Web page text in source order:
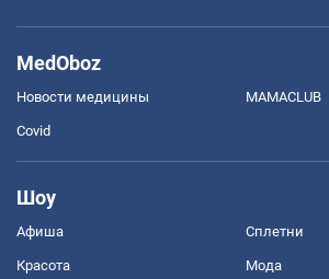
MedOboz
Новости медицины MAMACLUB
Covid
Шоу
Афиша Сплетни
Красота Мода